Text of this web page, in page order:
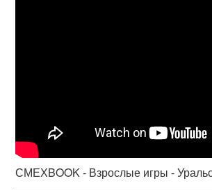
СМЕХBOOK - Взрослые игры -